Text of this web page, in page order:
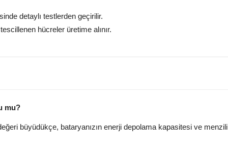
detaylı testlerden geçirilir.
hücreler üretime alınır.
mu?
büyüdükçe, bataryanızın enerji depolama kapasitesi ve